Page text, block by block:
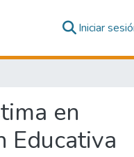
Iniciar
en
Educativa